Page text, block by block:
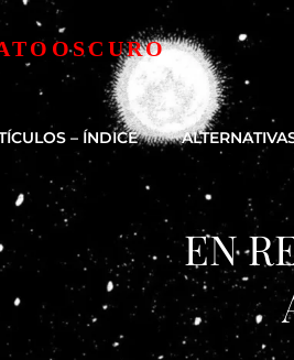
– ÍNDICE
EN